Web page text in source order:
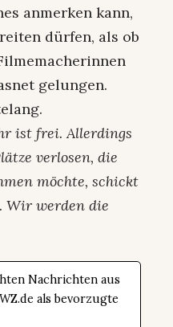
anmerken kann,
dürfen, als ob
gelungen.
ist frei. Allerdings
verlosen, die
möchte, schickt
. Wir werden die
Nachrichten aus
als bevorzugte